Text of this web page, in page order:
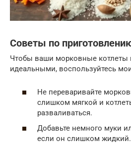
Советы по
Чтобы ваши морковные котлеты
идеальными, воспользуйтесь
Не переваривайте
слишком мягкой и
разваливаться.
Добавьте немного муки
если он слишком жидкий.